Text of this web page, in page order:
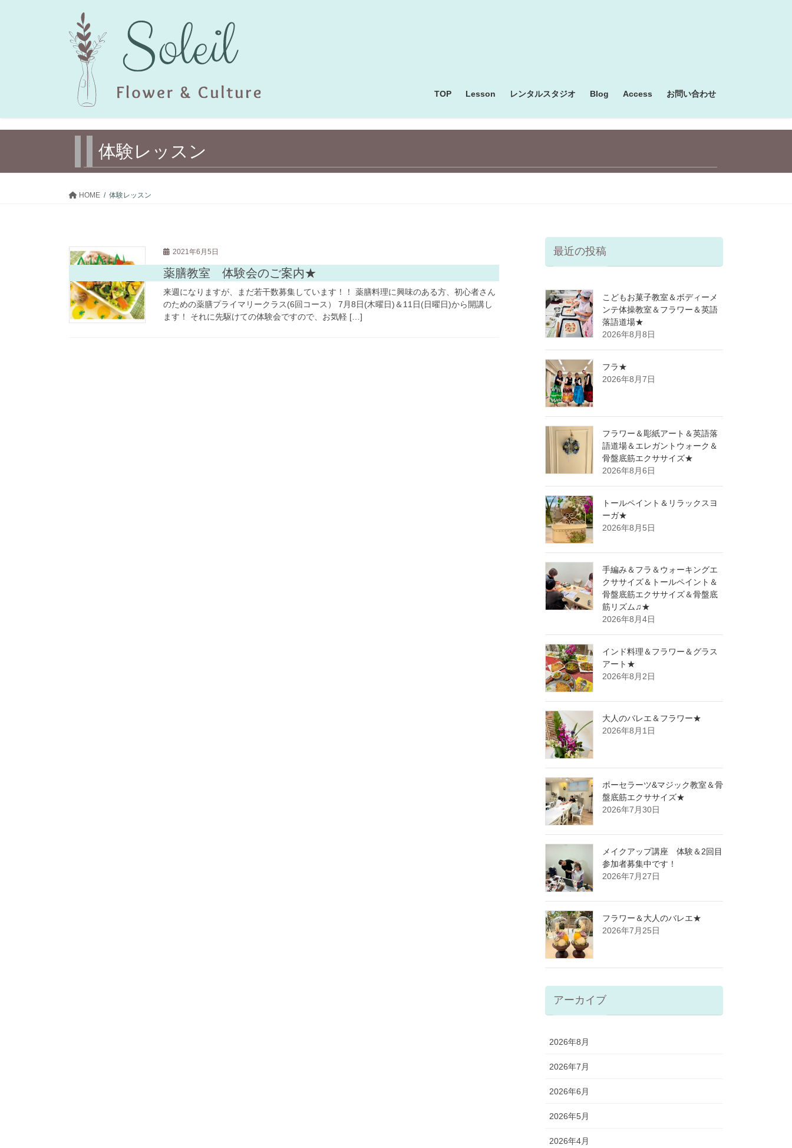
ッ
移
TOP Lesson レンタルスタジオ Blog Access お問い合わせ
体験レッスン
HOME 体験レッスン
2021年6月5日
薬膳教室 体験会のご案内★
来週になりますが、まだ若干数募集しています！！ 薬膳料理に興味のある方、初心者さん
のための薬膳プライマリークラス(6回コース） 7月8日(木曜日)＆11日(日曜日)から開講し
ます！ それに先駆けての体験会ですので、お気軽 […]
最近の投稿
こどもお菓子教室＆ボディーメ
ンテ体操教室＆フラワー＆英語
落語道場★
2026年8月8日
フラ★
2026年8月7日
フラワー＆彫紙アート＆英語落
語道場＆エレガントウォーク＆
骨盤底筋エクササイズ★
2026年8月6日
トールペイント＆リラックスヨ
ーガ★
2026年8月5日
手編み＆フラ＆ウォーキングエ
クササイズ＆トールペイント＆
骨盤底筋エクササイズ＆骨盤底
筋リズム♫★
2026年8月4日
インド料理＆フラワー＆グラス
アート★
2026年8月2日
大人のバレエ＆フラワー★
2026年8月1日
ポーセラーツ&マジック教室＆骨
盤底筋エクササイズ★
2026年7月30日
メイクアップ講座 体験＆2回目
参加者募集中です！
2026年7月27日
フラワー＆大人のバレエ★
2026年7月25日
アーカイブ
2026年8月
2026年7月
2026年6月
2026年5月
2026年4月